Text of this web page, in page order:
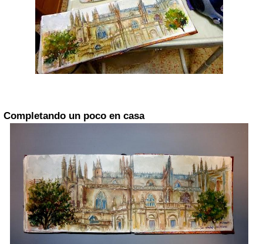
Completando un poco en casa